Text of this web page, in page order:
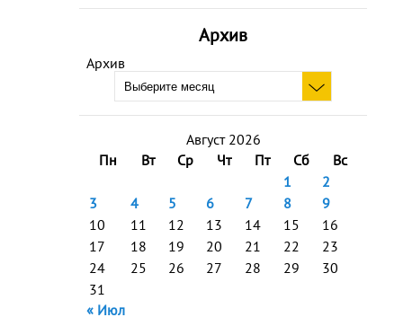
Архив
Архив
Август 2026
Пн
Вт Ср Чт Пт Сб
Вс
1
2
3
4 5 6 7 8
9
10
11 12 13 14 15
16
17
18 19 20 21 22
23
24
25 26 27 28 29
30
31
« Июл